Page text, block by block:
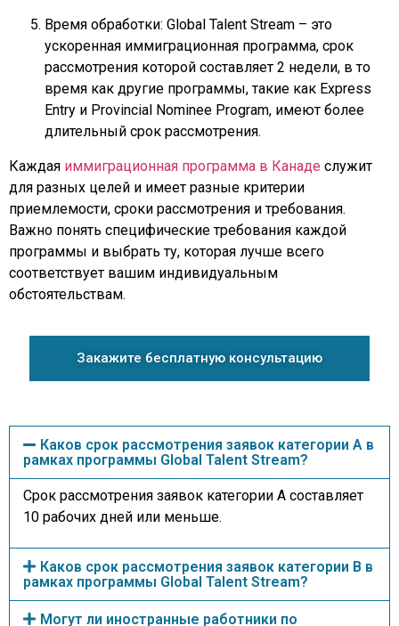
Время обработки: Global Talent Stream – это
ускоренная иммиграционная программа, срок
рассмотрения которой составляет 2 недели, в то
время как другие программы, такие как Express
Entry и Provincial Nominee Program, имеют более
длительный срок рассмотрения.
Каждая иммиграционная программа в Канаде служит
для разных целей и имеет разные критерии
приемлемости, сроки рассмотрения и требования.
Важно понять специфические требования каждой
программы и выбрать ту, которая лучше всего
соответствует вашим индивидуальным
обстоятельствам.
Закажите бесплатную консультацию
Каков срок рассмотрения заявок категории A в
рамках программы Global Talent Stream?
Срок рассмотрения заявок категории A составляет
10 рабочих дней или меньше.
Каков срок рассмотрения заявок категории B в
рамках программы Global Talent Stream?
Могут ли иностранные работники по